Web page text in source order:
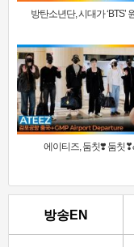
방탄소년단, 시대가 ‘BTS’
에이티즈, 둠칫❣️ 둠칫
방송EN